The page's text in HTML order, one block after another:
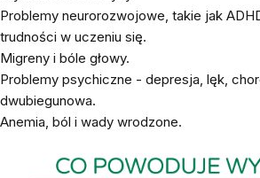
Problemy neurorozwojowe, takie jak
trudności w uczeniu się.
Migreny i bóle głowy.
Problemy psychiczne - depresja, lęk,
dwubiegunowa.
Anemia, ból i wady wrodzone.